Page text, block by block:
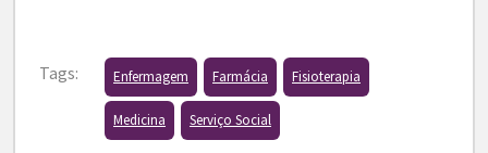
Tags: Enfermagem Farmácia Fisioterapia
Medicina Serviço Social